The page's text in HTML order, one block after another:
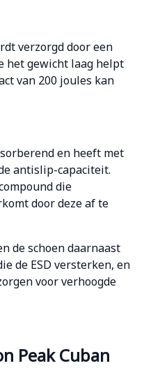
verzorgd door een
het gewicht laag helpt
van 200 joules kan
en heeft met
antislip-capaciteit.
die
door deze af te
de schoen daarnaast
de ESD versterken, en
voor verhoogde
Peak Cuban